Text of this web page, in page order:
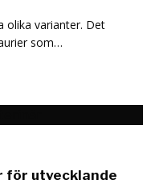
olika varianter. Det
som…
för utvecklande